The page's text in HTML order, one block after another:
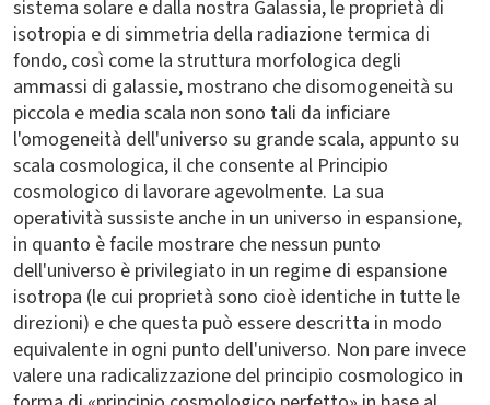
sistema solare e dalla nostra Galassia, le proprietà di
isotropia e di simmetria della radiazione termica di
fondo, così come la struttura morfologica degli
ammassi di galassie, mostrano che disomogeneità su
piccola e media scala non sono tali da inficiare
l'omogeneità dell'universo su grande scala, appunto su
scala cosmologica, il che consente al Principio
cosmologico di lavorare agevolmente. La sua
operatività sussiste anche in un universo in espansione,
in quanto è facile mostrare che nessun punto
dell'universo è privilegiato in un regime di espansione
isotropa (le cui proprietà sono cioè identiche in tutte le
direzioni) e che questa può essere descritta in modo
equivalente in ogni punto dell'universo. Non pare invece
valere una radicalizzazione del principio cosmologico in